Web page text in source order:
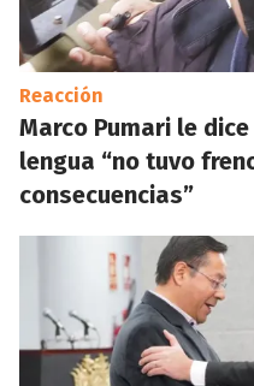
Reacción
Marco Pumari le
lengua “no tuvo
consecuencias”